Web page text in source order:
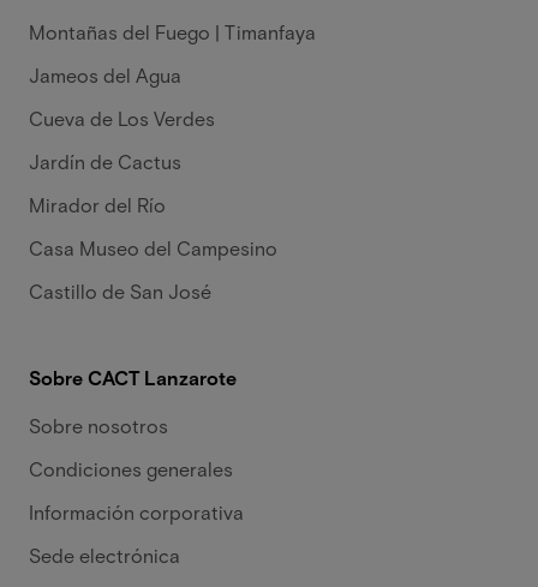
Montañas del Fuego | Timanfaya
Jameos del Agua
Cueva de Los Verdes
Jardín de Cactus
Mirador del Río
Casa Museo del Campesino
Castillo de San José
Sobre CACT Lanzarote
Sobre nosotros
Condiciones generales
Información corporativa
Sede electrónica